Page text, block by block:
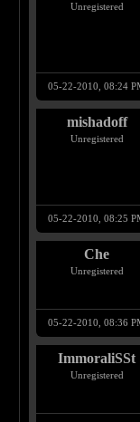
Unregistered
05-22-2010, 08:24
mishadoff
Unregistered
05-22-2010, 08:25
Che
Unregistered
05-22-2010, 08:36
ImmoraliSSt
Unregistered